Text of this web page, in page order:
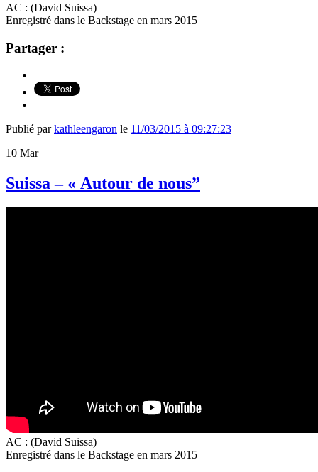
AC : (David Suissa)
Enregistré dans le Backstage en mars 2015
Partager :
Publié parkathleengaron le 11/03/2015 à 09:27:23
10 Mar
Suissa – « Autour de nous”
AC : (David Suissa)
Enregistré dans le Backstage en mars 2015